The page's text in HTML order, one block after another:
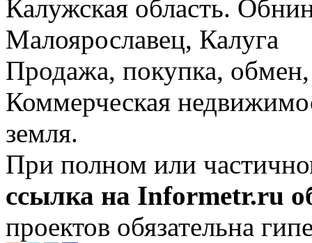
Калужская область.
Малоярославец, Калуга
Продажа, покупка, обмен,
Коммерческая
земля.
При полном или
ссылка на Informetr.ru
проектов обязательна